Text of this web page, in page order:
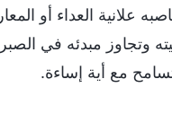
علانية العداء أو
وتجاوز مبدئه في
مع أية إساءة.